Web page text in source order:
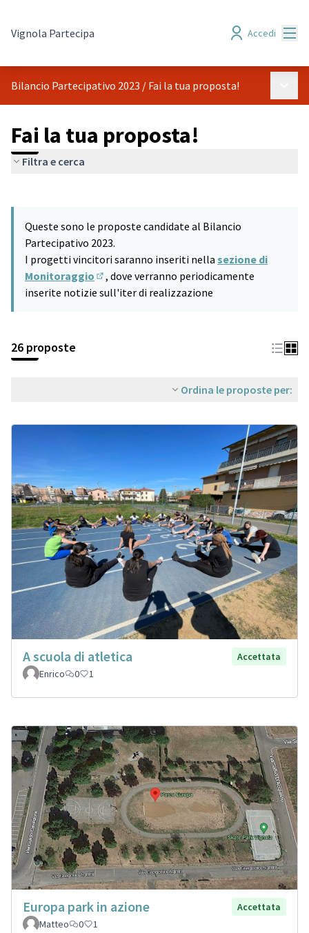
Vignola Partecipa Accedi
Bilancio Partecipativo 2023 / Fai la tua proposta!
Fai la tua proposta!
Filtra e cerca
−
Queste sono le proposte candidate al Bilancio
Partecipativo 2023.
I progetti vincitori saranno inseriti nella sezione di
Monitoraggio
(Si apre in una nuova scheda)
, dove verranno periodicamente
inserite notizie sull'iter di realizzazione
26 proposte
Ordina le proposte per:
A scuola di atletica
Accettata
Enrico
0 1
Europa park in azione
Accettata
Matteo
0 1